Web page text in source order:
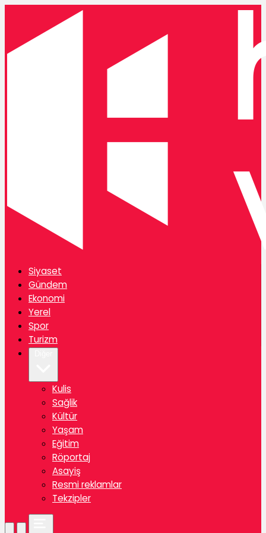
Siyaset
Gündem
Ekonomi
Yerel
Spor
Turizm
Kulis
Sağlik
Kültür
Yaşam
Eğitim
Röportaj
Asayiş
Resmi reklamlar
Tekzipler